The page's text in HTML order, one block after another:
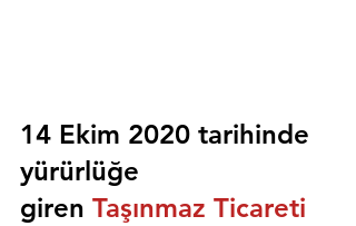
14 Ekim 2020 tarihinde
yürürlüğe
giren Taşınmaz Ticareti